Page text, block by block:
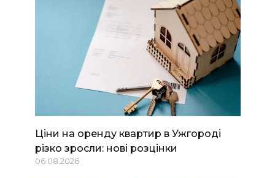
Ціни на оренду квартир в Ужгороді
різко зросли: нові розцінки
06.08.2026